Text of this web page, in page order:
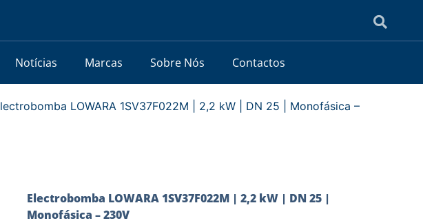
Notícias Marcas Sobre Nós Contactos
LOWARA 1SV37F022M | 2,2 kW | DN 25 | Monofásica –
Electrobomba LOWARA 1SV37F022M | 2,2 kW | DN 25 |
Monofásica – 230V